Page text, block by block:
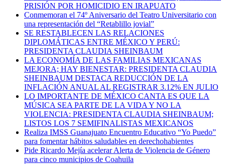
PRISIÓN POR HOMICIDIO EN IRAPUATO
Conmemoran el 74º Aniversario del Teatro Universitario con
una representación del “Retablillo jovial”
SE RESTABLECEN LAS RELACIONES
DIPLOMÁTICAS ENTRE MÉXICO Y PERÚ:
PRESIDENTA CLAUDIA SHEINBAUM
LA ECONOMÍA DE LAS FAMILIAS MEXICANAS
MEJORA; HAY BIENESTAR: PRESIDENTA CLAUDIA
SHEINBAUM DESTACA REDUCCIÓN DE LA
INFLACIÓN ANUAL AL REGISTRAR 3.12% EN JULIO
LO IMPORTANTE DE MÉXICO CANTA ES QUE LA
MÚSICA SEA PARTE DE LA VIDA Y NO LA
VIOLENCIA: PRESIDENTA CLAUDIA SHEINBAUM;
LISTOS LOS 7 SEMIFINALISTAS MEXICANOS
Realiza IMSS Guanajuato Encuentro Educativo “Yo Puedo”
para fomentar hábitos saludables en derechohabientes
Pide Ricardo Mejía acelerar Alerta de Violencia de Género
para cinco municipios de Coahuila